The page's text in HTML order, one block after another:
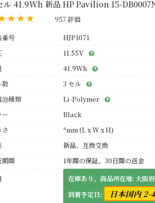
ル 41.9Wh 新品 HP Pavilion 15-
957 評価
番号
HJP1071
11.55V
41.9Wh
数
3 セル
池種類
Li-Polymer
ー
Black
*mm (L x W x H)
新品、互換交換
期間
1年間の保証、30日間の返金
在庫あり、商品所在地: 大阪
到着予定日:
日本国内 2-